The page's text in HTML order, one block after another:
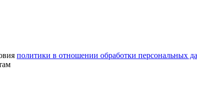
политики в отношении обработки персональных